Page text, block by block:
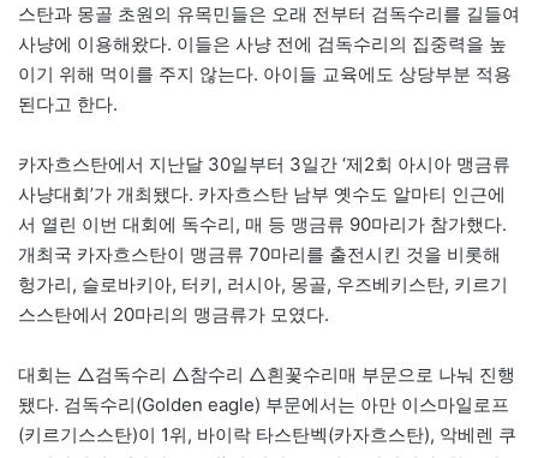
스탄과 몽골 초원의 유목민들은 오래 전부터 검독수리를 길들여
사냥에 이용해왔다. 이들은 사냥 전에 검독수리의 집중력을 높
이기 위해 먹이를 주지 않는다. 아이들 교육에도 상당부분 적용
된다고 한다.
카자흐스탄에서 지난달 30일부터 3일간 ‘제2회 아시아 맹금류
사냥대회’가 개최됐다. 카자흐스탄 남부 옛수도 알마티 인근에
서 열린 이번 대회에 독수리, 매 등 맹금류 90마리가 참가했다.
개최국 카자흐스탄이 맹금류 70마리를 출전시킨 것을 비롯해
헝가리, 슬로바키아, 터키, 러시아, 몽골, 우즈베키스탄, 키르기
스스탄에서 20마리의 맹금류가 모였다.
대회는 △검독수리 △참수리 △흰꽃수리매 부문으로 나눠 진행
됐다. 검독수리(Golden eagle) 부문에서는 아만 이스마일로프
(키르기스스탄)이 1위, 바이락 타스탄벡(카자흐스탄), 악베렌 쿠